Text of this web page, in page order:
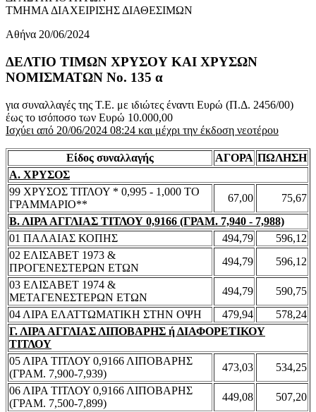
ΤΜΗΜΑ ΔΙΑΧΕΙΡΙΣΗΣ ΔΙΑΘΕΣΙΜΩΝ
Αθήνα 20/06/2024
ΔΕΛΤΙΟ ΤΙΜΩΝ ΧΡΥΣΟΥ ΚΑΙ ΧΡΥΣΩΝ
ΝΟΜΙΣΜΑΤΩΝ No. 135 α
για συναλλαγές της Τ.Ε. με ιδιώτες έναντι Ευρώ (Π.Δ. 2456/00)
έως το ισόποσο των Ευρώ 10.000,00
Ισχύει από 20/06/2024 08:24 και μέχρι την έκδοση νεοτέρου
Είδος συναλλαγής ΑΓΟΡΑ ΠΩΛΗΣΗ
Α. ΧΡΥΣΟΣ
99 ΧΡΥΣΟΣ ΤΙΤΛΟΥ * 0,995 - 1,000 ΤΟ
ΓΡΑΜΜΑΡΙΟ**
67,00
75,67
Β. ΛΙΡΑ ΑΓΓΛΙΑΣ ΤΙΤΛΟΥ 0,9166 (ΓΡΑΜ. 7,940 - 7,988)
01 ΠΑΛΑΙΑΣ ΚΟΠΗΣ
494,79
596,12
02 ΕΛΙΣΑΒΕΤ 1973 &
ΠΡΟΓΕΝΕΣΤΕΡΩΝ ΕΤΩΝ
494,79
596,12
03 ΕΛΙΣΑΒΕΤ 1974 &
ΜΕΤΑΓΕΝΕΣΤΕΡΩΝ ΕΤΩΝ
494,79
590,75
04 ΛΙΡΑ ΕΛΑΤΤΩΜΑΤΙΚΗ ΣΤΗΝ ΟΨΗ
479,94
578,24
Γ. ΛΙΡΑ ΑΓΓΛΙΑΣ ΛΙΠΟΒΑΡΗΣ ή ΔΙΑΦΟΡΕΤΙΚΟΥ
ΤΙΤΛΟΥ
05 ΛΙΡΑ ΤΙΤΛΟΥ 0,9166 ΛΙΠΟΒΑΡΗΣ
(ΓΡΑΜ. 7,900-7,939)
473,03
534,25
06 ΛΙΡΑ ΤΙΤΛΟΥ 0,9166 ΛΙΠΟΒΑΡΗΣ
(ΓΡΑΜ. 7,500-7,899)
449,08
507,20